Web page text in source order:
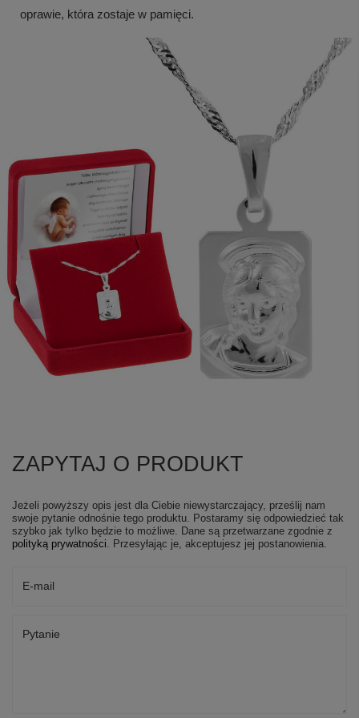
oprawie, która zostaje w pamięci.
ZAPYTAJ O PRODUKT
Jeżeli powyższy opis jest dla Ciebie niewystarczający, prześlij nam
swoje pytanie odnośnie tego produktu. Postaramy się odpowiedzieć tak
szybko jak tylko będzie to możliwe. Dane są przetwarzane zgodnie z
polityką prywatności. Przesyłając je, akceptujesz jej postanowienia.
E-mail
Pytanie